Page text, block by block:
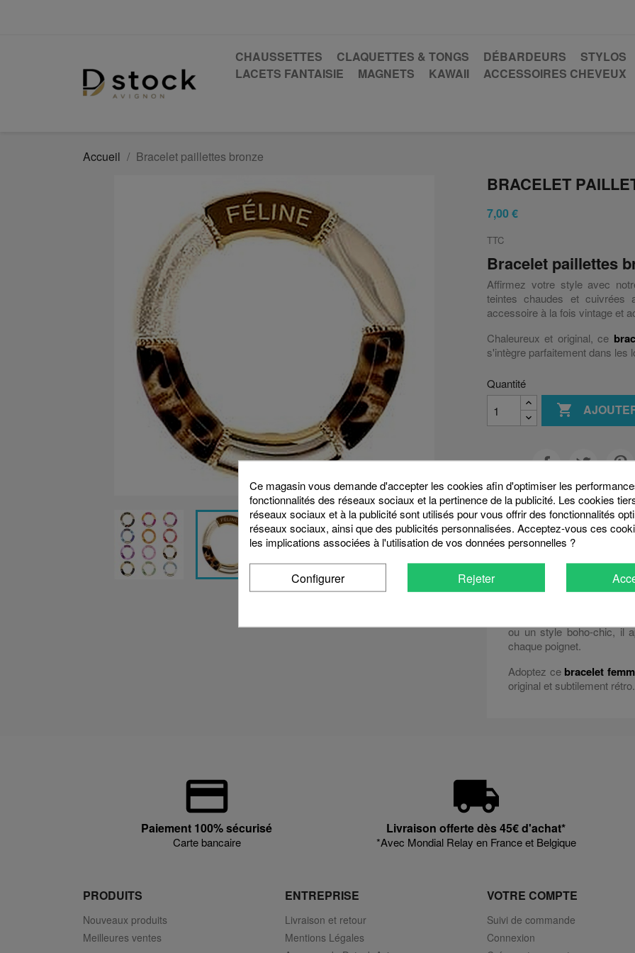
CHAUSSETTES CLAQUETTES & TONGS DÉBARDEURS STYLOS
LACETS FANTAISIE
MAGNETS KAWAII ACCESSOIRES CHEVEUX
Accueil Bracelet paillettes bronze
BRACELET
7,00 €
TTC
Bracelet paillettes
Affirmez votre style avec
teintes chaudes et cuivrées
accessoire à la fois vintage et
Chaleureux et original, ce
s'intègre parfaitement dans les
Quantité

Partager
Description
Un bracelet
chaudes et
son originalité. Idéal pour
ou un style boho-chic, il
chaque poignet.
Adoptez ce bracelet
original et subtilement rétro.
Paiement 100% sécurisé
Carte bancaire
Livraison offerte dès 45€ d'achat*
*Avec Mondial Relay en France et Belgique
PRODUITS
Nouveaux produits
Meilleures ventes
ENTREPRISE
Livraison et retour
Mentions Légales
VOTRE COMPTE
Suivi de commande
Connexion
Ce magasin vous demande d'accepter les cookies afin d'optimiser les
fonctionnalités des réseaux sociaux et la pertinence de la publicité. Les cookies
réseaux sociaux et à la publicité sont utilisés pour vous offrir des fonctionnalités
réseaux sociaux, ainsi que des publicités personnalisées. Acceptez-vous ces
les implications associées à l'utilisation de vos données personnelles ?
Configurer Rejeter